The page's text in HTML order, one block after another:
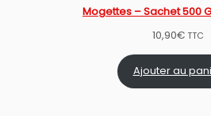
Mogettes – Sachet 500
10,90€ TTC
Ajouter au